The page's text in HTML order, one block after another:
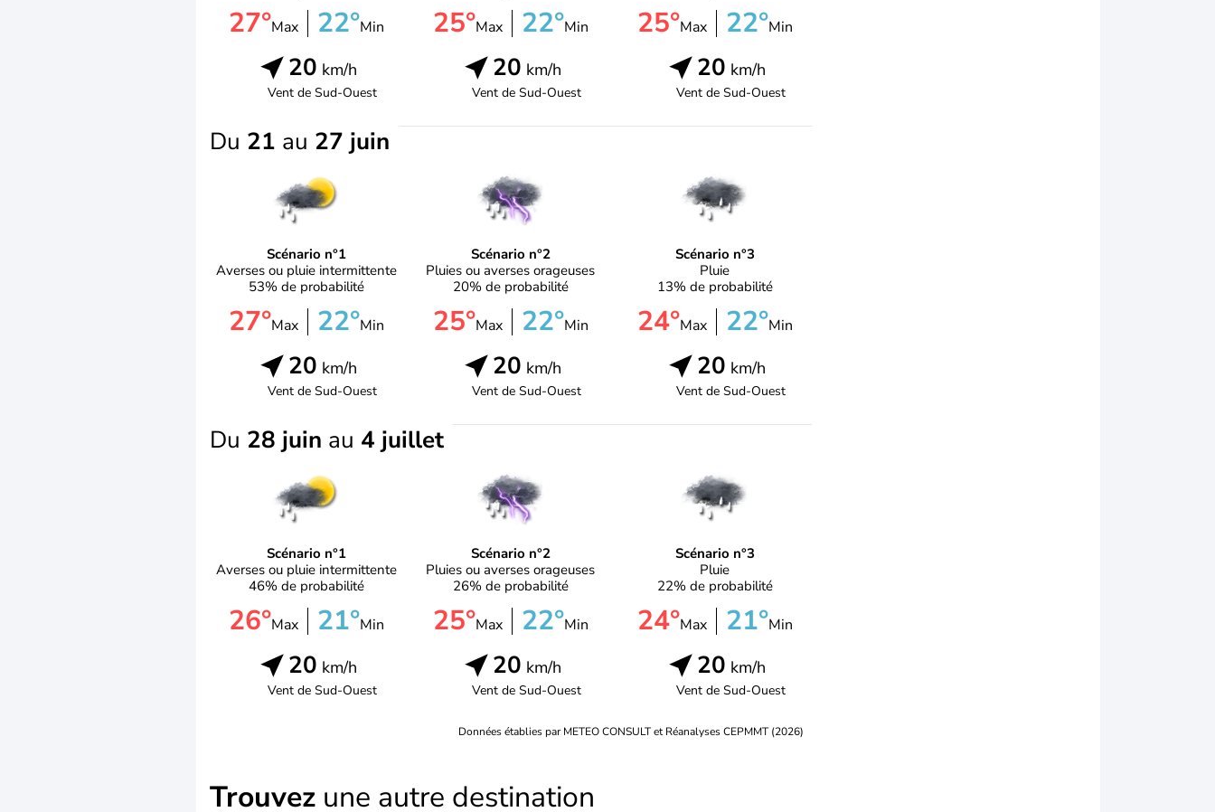
27°Max 22°Min
20 km/h
Vent deSud-Ouest
25°Max 22°Min
20 km/h
Vent deSud-Ouest
25°Max 22°Min
20 km/h
Vent deSud-Ouest
Du 21 au 27 juin
Scénario n°1
Averses ou pluie intermittente
53% de probabilité
27°Max 22°Min
20 km/h
Vent deSud-Ouest
Scénario n°2
Pluies ou averses orageuses
20% de probabilité
25°Max 22°Min
20 km/h
Vent deSud-Ouest
Scénario n°3
Pluie
13% de probabilité
24°Max 22°Min
20 km/h
Vent deSud-Ouest
Du 28 juin au 4 juillet
Scénario n°1
Averses ou pluie intermittente
46% de probabilité
26°Max 21°Min
20 km/h
Vent deSud-Ouest
Scénario n°2
Pluies ou averses orageuses
26% de probabilité
25°Max 22°Min
20 km/h
Vent deSud-Ouest
Scénario n°3
Pluie
22% de probabilité
24°Max 21°Min
20 km/h
Vent deSud-Ouest
Données établies par METEO CONSULT et Réanalyses CEPMMT (2026)
Trouvez une autre destination